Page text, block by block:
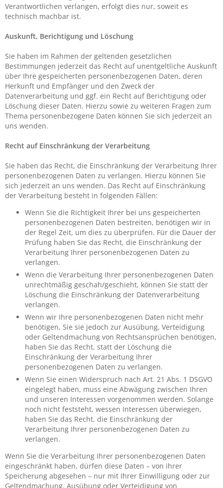
Verantwortlichen verlangen, erfolgt dies nur, soweit es
technisch machbar ist.
Auskunft, Berichtigung und Löschung
Sie haben im Rahmen der geltenden gesetzlichen
Bestimmungen jederzeit das Recht auf unentgeltliche Auskunft
über Ihre gespeicherten personenbezogenen Daten, deren
Herkunft und Empfänger und den Zweck der
Datenverarbeitung und ggf. ein Recht auf Berichtigung oder
Löschung dieser Daten. Hierzu sowie zu weiteren Fragen zum
Thema personenbezogene Daten können Sie sich jederzeit an
uns wenden.
Recht auf Einschränkung der Verarbeitung
Sie haben das Recht, die Einschränkung der Verarbeitung Ihrer
personenbezogenen Daten zu verlangen. Hierzu können Sie
sich jederzeit an uns wenden. Das Recht auf Einschränkung
der Verarbeitung besteht in folgenden Fällen:
Wenn Sie die Richtigkeit Ihrer bei uns gespeicherten
personenbezogenen Daten bestreiten, benötigen wir in
der Regel Zeit, um dies zu überprüfen. Für die Dauer der
Prüfung haben Sie das Recht, die Einschränkung der
Verarbeitung Ihrer personenbezogenen Daten zu
verlangen.
Wenn die Verarbeitung Ihrer personenbezogenen Daten
unrechtmäßig geschah/geschieht, können Sie statt der
Löschung die Einschränkung der Datenverarbeitung
verlangen.
Wenn wir Ihre personenbezogenen Daten nicht mehr
benötigen, Sie sie jedoch zur Ausübung, Verteidigung
oder Geltendmachung von Rechtsansprüchen benötigen,
haben Sie das Recht, statt der Löschung die
Einschränkung der Verarbeitung Ihrer
personenbezogenen Daten zu verlangen.
Wenn Sie einen Widerspruch nach Art. 21 Abs. 1 DSGVO
eingelegt haben, muss eine Abwägung zwischen Ihren
und unseren Interessen vorgenommen werden. Solange
noch nicht feststeht, wessen Interessen überwiegen,
haben Sie das Recht, die Einschränkung der
Verarbeitung Ihrer personenbezogenen Daten zu
verlangen.
Wenn Sie die Verarbeitung Ihrer personenbezogenen Daten
eingeschränkt haben, dürfen diese Daten – von ihrer
Speicherung abgesehen – nur mit Ihrer Einwilligung oder zur
Geltendmachung, Ausübung oder Verteidigung von